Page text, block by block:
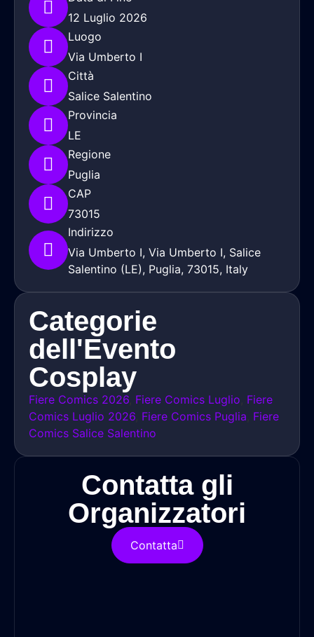
12 Luglio 2026
Luogo
Via Umberto I
Città
Salice Salentino
Provincia
LE
Regione
Puglia
CAP
73015
Indirizzo
Via Umberto I, Via Umberto I, Salice
Salentino (LE), Puglia, 73015, Italy
Categorie
dell'Evento
Cosplay
Fiere Comics 2026 Fiere Comics Luglio Fiere
Comics Luglio 2026 Fiere Comics Puglia Fiere
Comics Salice Salentino
Contatta gli
Organizzatori
Contatta